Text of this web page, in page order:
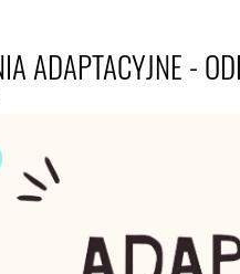
ADAPTACYJNE -